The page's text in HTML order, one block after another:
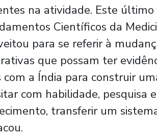
na atividade. Este
Científicos da
para se referir à
que possam ter
com a Índia para construir
com habilidade, pesquisa
transferir um